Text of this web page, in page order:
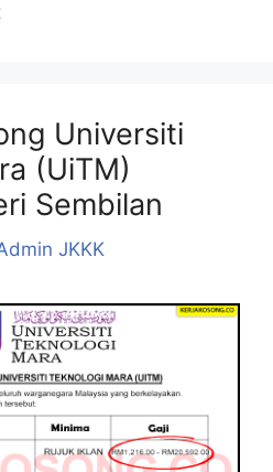
Universiti
(UiTM)
Sembilan
JKKK